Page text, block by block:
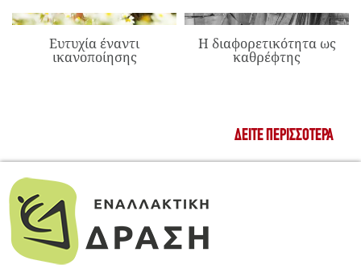
Ευτυχία έναντι
ικανοποίησης
Η διαφορετικότητα ως
καθρέφτης
ΔΕΊΤΕ ΠΕΡΙΣΣΌΤΕΡΑ